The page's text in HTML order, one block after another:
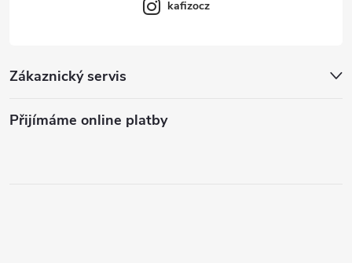
Zákaznický servis
Přijímáme online platby
kafizocz